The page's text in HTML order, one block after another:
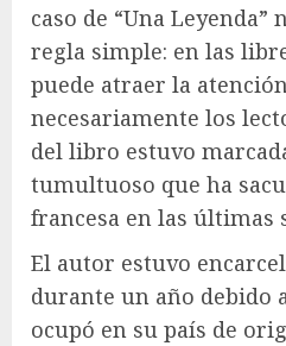
caso de “Una Leyenda”
regla simple: en las
puede atraer la
necesariamente los
del libro estuvo
tumultuoso que ha
francesa en las últimas
El autor estuvo
durante un año debido
ocupó en su país de